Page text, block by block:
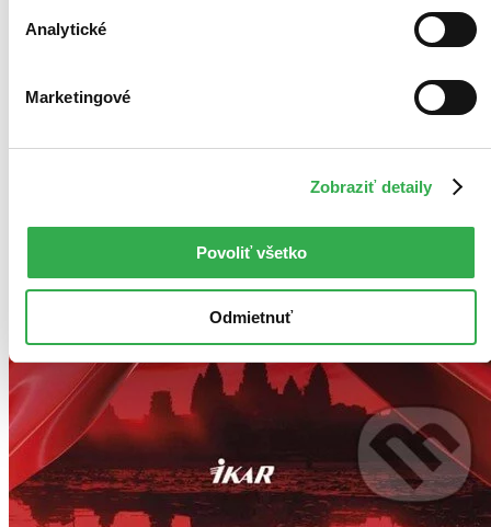
Analytické
Marketingové
Zobraziť detaily
Povoliť všetko
Odmietnuť